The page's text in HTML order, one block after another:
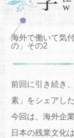
海外で働いて気
の」その2
前回に引き続き
素」をシェアし
今回は、海外企
日本の残業文化